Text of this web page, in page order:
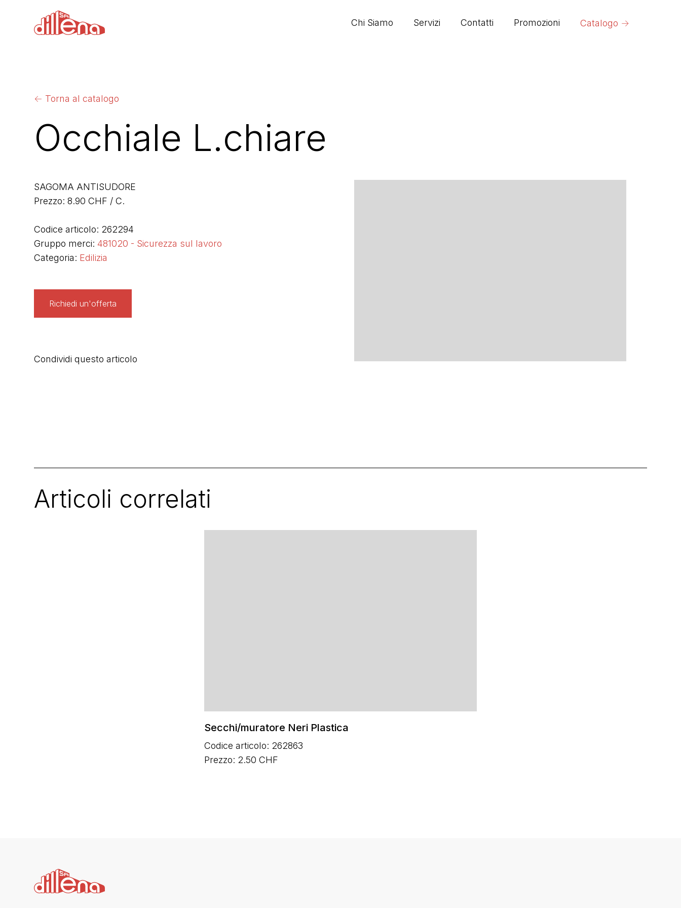
Chi Siamo Servizi Contatti Promozioni Catalogo →
← Torna al catalogo
Occhiale L.chiare
SAGOMA ANTISUDORE
Prezzo: 8.90 CHF / C.
Codice articolo: 262294
Gruppo merci:481020 - Sicurezza sul lavoro
Categoria: Edilizia
Richiedi un'offerta
Condividi questo articolo
Articoli correlati
Secchi/muratore Neri Plastica
Codice articolo: 262863
Prezzo: 2.50 CHF